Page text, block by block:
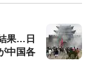
果…日
中国各